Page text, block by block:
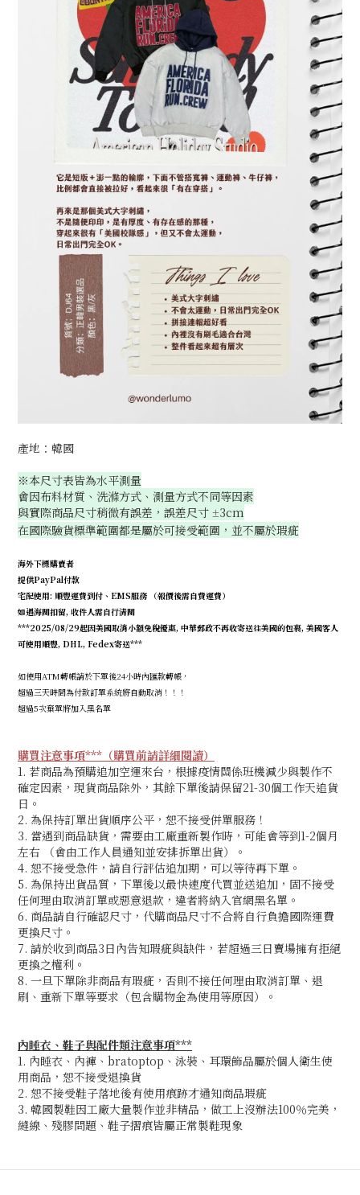
產地：韓國
※本尺寸表皆為水平測量
會因布料材質、洗滌方式、測量方式不同等因素
與實際商品尺寸稍微有誤差，誤差尺寸 ±3cm
在國際驗貨標準範圍都是屬於可接受範圍，並不屬於瑕疵
海外下標購賣者
提供PayPal付款
宅配使用: 順豐運費到付、EMS服務 （報價後需自費運費）
如遇海關扣留, 收件人需自行清關
***2025/08/29起因美國取消小額免稅優惠, 中華郵政不再收寄送往美國的包裹, 美國客人
可使用順豐, DHL, Fedex寄送***
如使用ATM轉帳請於下單後24小時內匯款轉帳，
超過三天時間為付款訂單系統將自動取消！！！
超過5次棄單將加入黑名單
購買注意事項***（購買前請詳細閱讀）
1. 若商品為預購追加空運來台，根據疫情關係班機減少與製作不
確定因素，現貨商品除外，其餘下單後請保留21-30個工作天追貨
日。
2. 為保持訂單出貨順序公平，恕不接受併單服務！
3. 當遇到商品缺貨，需要由工廠重新製作時，可能會等到1-2個月
左右 （會由工作人員通知並安排拆單出貨）。
4. 恕不接受急件，請自行評估追加期 ，可以等待再下單。
5. 為保持出貨品質，下單後以最快速度代買並送追加，固不接受
任何理由取消訂單或惡意退款，違者將納入官網黑名單。
6. 商品請自行確認尺寸，代購商品尺寸不合將自行負擔國際運費
更換尺寸。
7. 請於收到商品3日內告知瑕疵與缺件，若超過三日賣場擁有拒絕
更換之權利。
8. 一旦下單除非商品有瑕疵，否則不接任何理由取消訂單、退
刷、重新下單等要求（包含購物金為使用等原因）。
內睡衣、鞋子與配件類注意事項***
1. 內睡衣、內褲、bratoptop、泳裝、耳環飾品屬於個人衛生使
用商品，恕不接受退換貨
2. 恕不接受鞋子落地後有使用痕跡才通知商品瑕疵
3. 韓國製鞋因工廠大量製作並非精品，做工上沒辦法100％完美，
縫線、殘膠問題、鞋子摺痕皆屬正常製鞋現象